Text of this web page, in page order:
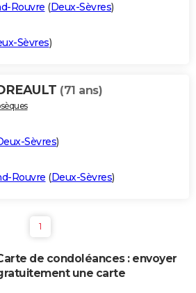
Rouvre (Deux-Sèvres)
Sèvres)
(71 ans)
Sèvres)
Rouvre (Deux-Sèvres)
1
de condoléances : envoyer
une carte